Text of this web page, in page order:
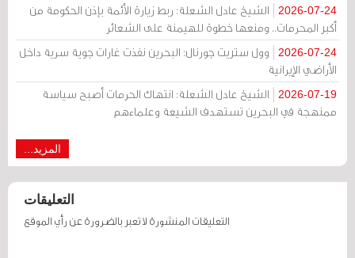
2026-07-24
الشيخ عادل الشعلة: ربط زيارة الأئمة بإذن الحكومة من
أكبر المحرمات.. ومنعها خطوة للهيمنة على الشعائر
2026-07-24
وول ستريت جورنال: البحرين نفذت غارات جوية سرية داخل
الأراضي الإيرانية
2026-07-19
الشيخ عادل الشعلة: انتهاك الحرمات أصبح سياسة
ممنهجة في البحرين تستهدف الشيعة وعلماءهم
المزيد...
التعليقات
التعليقات المنشورة لا تعبر بالضرورة عن رأي الموقع